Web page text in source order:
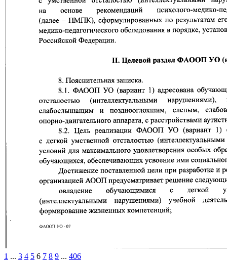
1 ... 3 4 5 6 7 8 9 ... 406